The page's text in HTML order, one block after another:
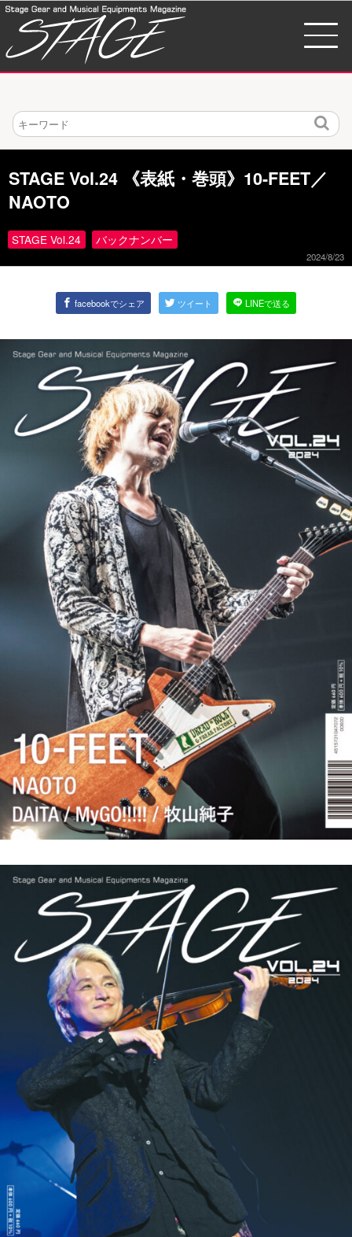
検
STAGE Vol.24 《表紙・巻頭》10-FEET／
NAOTO
STAGE Vol.24 バックナンバー
2024/8/23
facebookでシェア ツイート LINEで送る